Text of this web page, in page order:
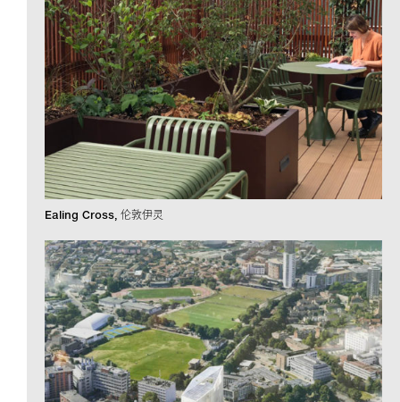
Ealing Cross 伦敦伊灵